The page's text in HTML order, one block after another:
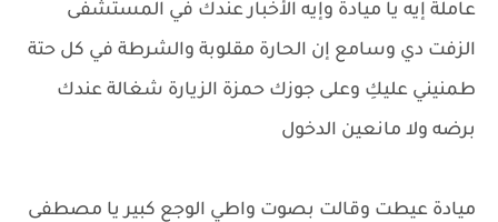
عاملة إيه يا ميادة وإيه الأخبار عندك في المستشفى
الزفت دي وسامع إن الحارة مقلوبة والشرطة في كل حتة
طمنيني عليكِ وعلى جوزك حمزة الزيارة شغالة عندك
برضه ولا مانعين الدخول
ميادة عيطت وقالت بصوت واطي الوجع كبير يا مصطفى